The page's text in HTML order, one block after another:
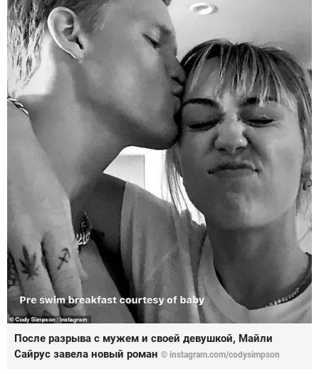
После разрыва с мужем и своей девушкой, Майли
Сайрус завела новый роман © instagram.com/codysimpson